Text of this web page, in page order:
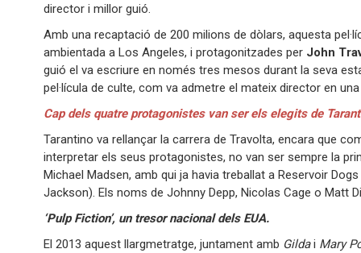
director i millor guió.
Amb una recaptació de 200 milions de dòlars, aquesta
ambientada a Los Angeles, i protagonitzades per John
guió el va escriure en només tres mesos durant la seva
pel·lícula de culte, com va admetre el mateix director en
Cap dels quatre protagonistes van ser els elegits de
Tarantino va rellançar la carrera de Travolta, encara que
interpretar els seus protagonistes, no van ser sempre la
Michael Madsen, amb qui ja havia treballat a Reservoir
Jackson). Els noms de Johnny Depp, Nicolas Cage o Matt
‘Pulp Fiction’, un tresor nacional dels EUA.
El 2013 aquest llargmetratge, juntament amb Gildai Mary